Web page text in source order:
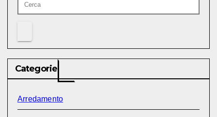
Categorie
Arredamento